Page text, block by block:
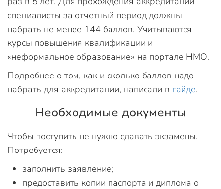
специалисты за отчетный период должны
набрать не менее 144 баллов. Учитываются
курсы повышения квалификации и
«неформальное образование» на портале НМО.
Подробнее о том, как и сколько баллов надо
набрать для аккредитации, написали в гайде.
Необходимые документы
Чтобы поступить не нужно сдавать экзамены.
Потребуется:
заполнить заявление;
предоставить копии паспорта и диплома о